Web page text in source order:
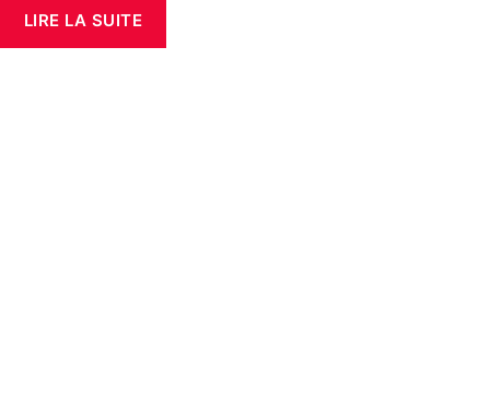
LIRE LA SUITE